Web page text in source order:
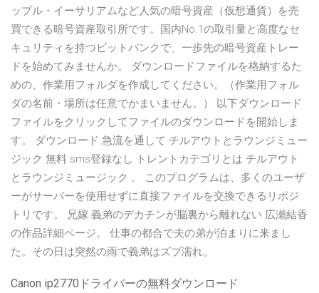
ップル・イーサリアムなど人気の暗号資産（仮想通貨）を売
買できる暗号資産取引所です。国内No.1の取引量と高度なセ
キュリティを持つビットバンクで、一歩先の暗号資産トレー
ドを始めてみませんか。 ダウンロードファイルを格納するた
めの、作業用フォルダを作成してください。（作業用フォル
ダの名前・場所は任意でかまいません。） 以下ダウンロード
ファイルをクリックしてファイルのダウンロードを開始しま
す。 ダウンロード 急流を通して チルアウトとラウンジミュー
ジック 無料 sms登録なし トレントカテゴリとは チルアウト
とラウンジミュージック 。 このプログラムは、多くのユーザ
ーがサーバーを使用せずに直接ファイルを交換できるリポジ
トリです。 兄嫁 義弟のデカチンが脳裏から離れない 広瀬結香
の作品詳細ページ。 仕事の都合で夫の弟が泊まりに来まし
た。その日は突然の雨で義弟はズブ濡れ。
Canon ip2770ドライバーの無料ダウンロード